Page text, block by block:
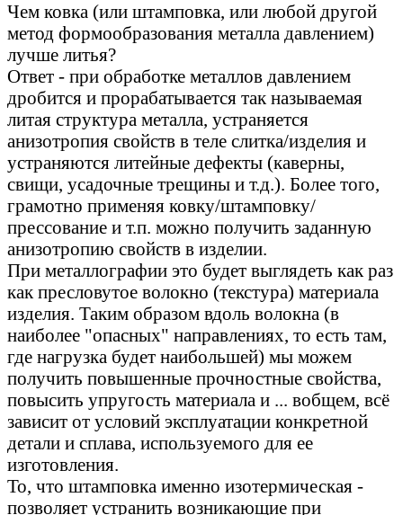
Чем ковка (или штамповка, или любой другой
метод формообразования металла давлением)
лучше литья?
Ответ - при обработке металлов давлением
дробится и прорабатывается так называемая
литая структура металла, устраняется
анизотропия свойств в теле слитка/изделия и
устраняются литейные дефекты (каверны,
свищи, усадочные трещины и т.д.). Более того,
грамотно применяя ковку/штамповку/
прессование и т.п. можно получить заданную
анизотропию свойств в изделии.
При металлографии это будет выглядеть как раз
как пресловутое волокно (текстура) материала
изделия. Таким образом вдоль волокна (в
наиболее "опасных" направлениях, то есть там,
где нагрузка будет наибольшей) мы можем
получить повышенные прочностные свойства,
повысить упругость материала и ... вобщем, всё
зависит от условий эксплуатации конкретной
детали и сплава, используемого для ее
изготовления.
То, что штамповка именно изотермическая -
позволяет устранить возникающие при